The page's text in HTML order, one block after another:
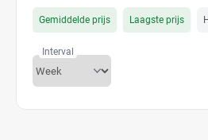
Gemiddelde prijs Laagste prijs
Interval